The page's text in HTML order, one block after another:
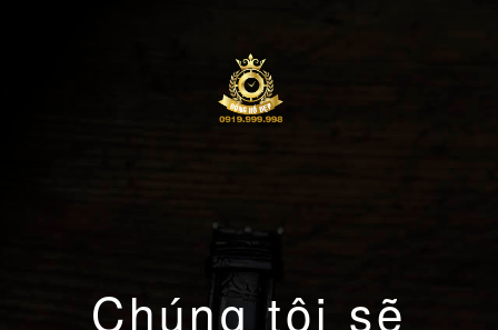
Chúng tôi sẽ